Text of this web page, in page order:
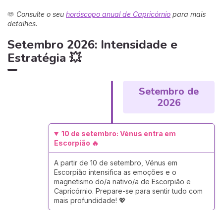
🫶 Consulte o seu horóscopo anual de Capricórnio para mais
detalhes.
Setembro 2026: Intensidade e
Estratégia 💥
Setembro de
2026
10 de setembro: Vénus entra em
Escorpião 🔥
A partir de 10 de setembro, Vénus em
Escorpião intensifica as emoções e o
magnetismo do/a nativo/a de Escorpião e
Capricórnio. Prepare-se para sentir tudo com
mais profundidade! 💖